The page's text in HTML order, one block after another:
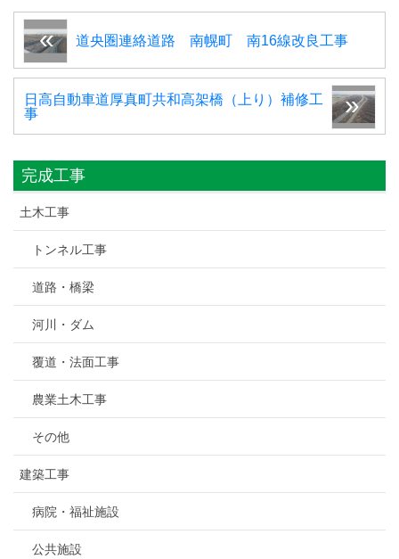
道央圏連絡道路 南幌町 南16線改良工事
日高自動車道厚真町共和高架橋（上り）補修工
事
完成工事
土木工事
トンネル工事
道路・橋梁
河川・ダム
覆道・法面工事
農業土木工事
その他
建築工事
病院・福祉施設
公共施設